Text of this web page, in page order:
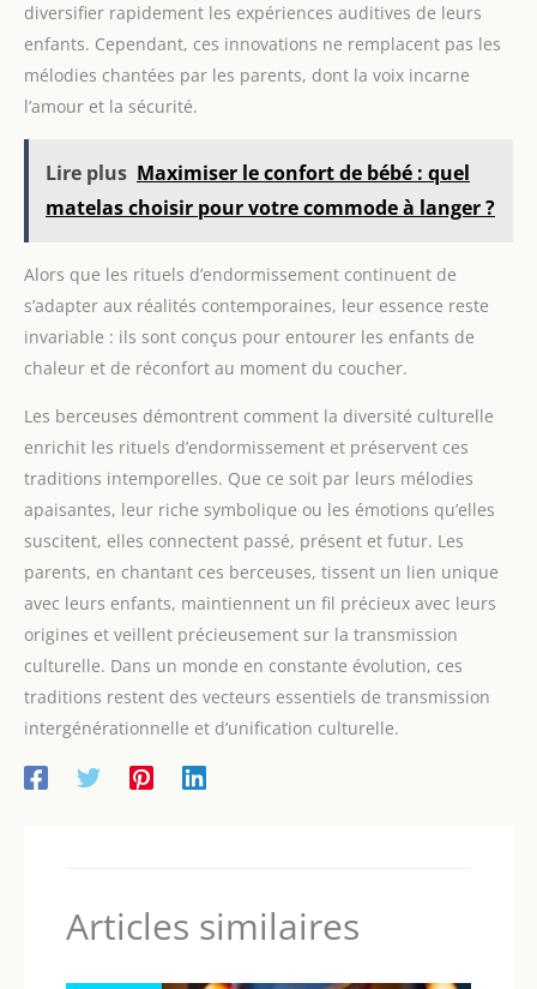
votre enfant et regardez le
jouer à cache-cache avec cette
peluche interactive adorable
laissez-la attrapez sa lettre (incluse) avec son bec pour
diversifier rapidement les expériences auditives de leurs
enfants. Cependant, ces innovations ne remplacent pas les
mélodies chantées par les parents, dont la voix incarne
l’amour et la sécurité.
Lire plus Maximiser le confort de bébé : quel
matelas choisir pour votre commode à langer ?
Alors que les rituels d’endormissement continuent de
s’adapter aux réalités contemporaines, leur essence reste
invariable : ils sont conçus pour entourer les enfants de
chaleur et de réconfort au moment du coucher.
Les berceuses démontrent comment la diversité culturelle
enrichit les rituels d’endormissement et préservent ces
traditions intemporelles. Que ce soit par leurs mélodies
apaisantes, leur riche symbolique ou les émotions qu’elles
suscitent, elles connectent passé, présent et futur. Les
parents, en chantant ces berceuses, tissent un lien unique
avec leurs enfants, maintiennent un fil précieux avec leurs
origines et veillent précieusement sur la transmission
culturelle. Dans un monde en constante évolution, ces
traditions restent des vecteurs essentiels de transmission
intergénérationnelle et d’unification culturelle.
Articles similaires